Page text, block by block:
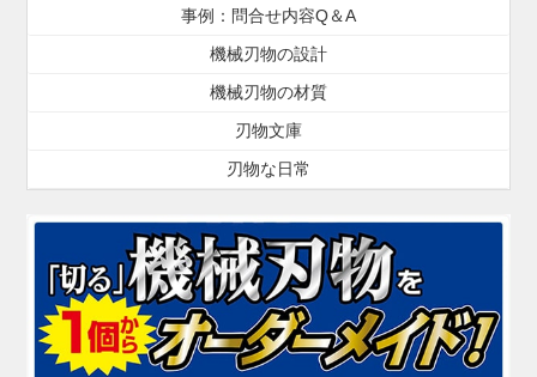
事例：問合せ内容Q＆A
機械刃物の設計
機械刃物の材質
刃物文庫
刃物な日常